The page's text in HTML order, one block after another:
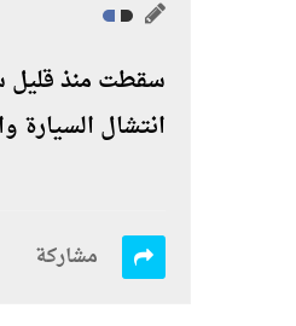
سقطت منذ قليل
انتشال
مشاركة